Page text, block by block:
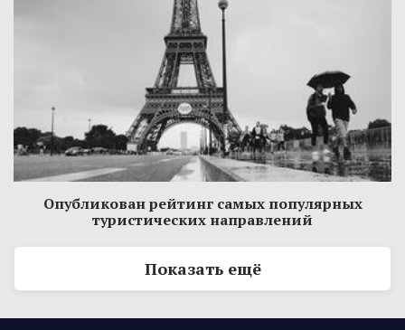
Опубликован рейтинг самых популярных
туристических направлений
Показать ещё